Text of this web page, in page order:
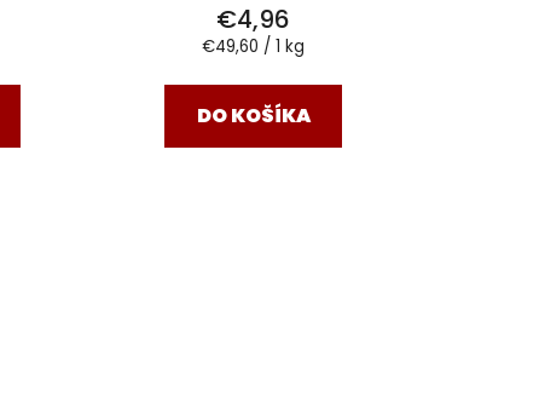
€4,96
Jednotková
€49,60 / 1 kg
DO KOŠÍKA